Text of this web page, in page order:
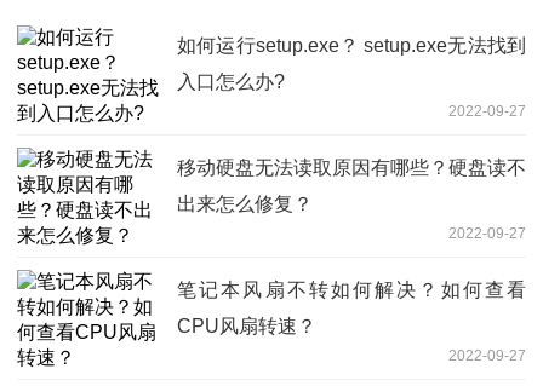
如何运行setup.exe？ setup.exe无法找到
入口怎么办?
2022-09-27
移动硬盘无法读取原因有哪些？硬盘读不
出来怎么修复？
2022-09-27
笔记本风扇不转如何解决？如何查看
CPU风扇转速？
2022-09-27